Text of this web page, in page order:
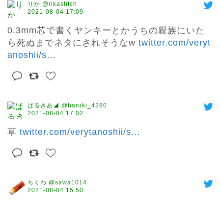
りか @rikastitch
2021-08-04 17:09
0.3mm芯で書くヤンキーとかうちの親族にいた
ら死ぬまでネタにされそうなw twitter.com/veryt
anoshii/s…
ぱるきあ◢ @haruki_4280
2021-08-04 17:02
草 twitter.com/verytanoshii/s…
ちくわ @sawa1014
2021-08-04 15:50